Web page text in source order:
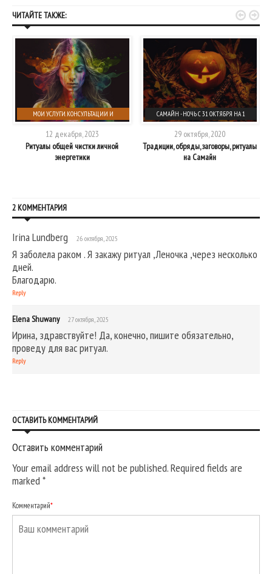
ЧИТАЙТЕ ТАКЖЕ:
МОИ УСЛУГИ. КОНСУЛЬТАЦИИ И
12 декабря, 2023
Ритуалы общей чистки личной
энергетики
САМАЙН - НОЧЬ С 31 ОКТЯБРЯ НА 1
29 октября, 2020
Традиции, обряды, заговоры, ритуалы
на Самайн
 
2 КОММЕНТАРИЯ
Irina Lundberg 26 октября, 2025
Я заболела раком . Я закажу ритуал ,Леночка ,через несколько
дней.
Благодарю.
Reply
Elena Shuwany 27 октября, 2025
Ирина, здравствуйте! Да, конечно, пишите обязательно,
проведу для вас ритуал.
Reply
ОСТАВИТЬ КОММЕНТАРИЙ
Оставить комментарий
Your email address will not be published. Required fields are
marked*
Комментарий*